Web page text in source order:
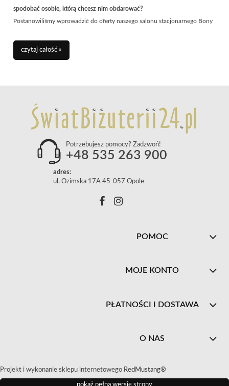
spodobać osobie, którą chcesz nim obdarować?
Postanowiliśmy wprowadzić do oferty naszego salonu stacjonarnego Bony
Pomyśleliśmy, że dla osób z Opola i okolic będą one dużym ułatwieniem.
Samodzielnie ustalasz wysokość wpłaty!
czytaj całość »
Potrzebujesz pomocy? Zadzwoń!
+48 535 263 900
adres:
ul. Ozimska 17A 45-057 Opole
POMOC
MOJE KONTO
PŁATNOŚCI I DOSTAWA
O NAS
Projekt i wykonanie sklepu internetowego RedMustang®
pokaż pełną wersję strony